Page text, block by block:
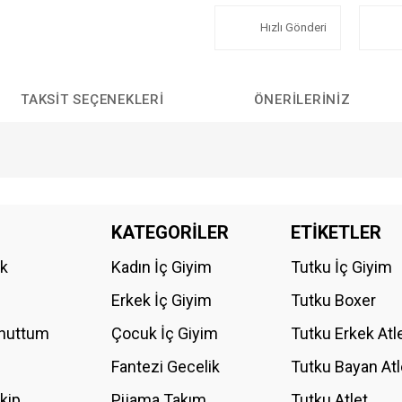
Hızlı Gönderi
TAKSIT SEÇENEKLERI ÖNERILERINIZ
Bu ürüne ilk yorumu siz yapın!
KATEGORİLER
Kadın İç Giyim
Erkek İç Giyim
Çocuk İç Giyim
Fantezi Gecelik
ETİKETLER
Tutku İç Giyim
Tutku Boxer
Tutku Erkek
Tutku Bayan